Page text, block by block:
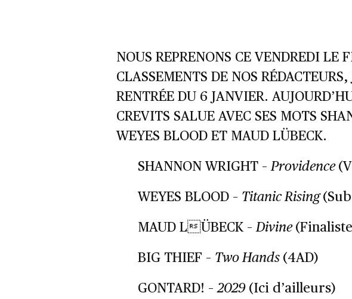
NOUS REPRENONS CE VENDREDI LE
CLASSEMENTS DE NOS RÉDACTEURS,
RENTRÉE DU 6 JANVIER.
CREVITS SALUE AVEC SES MOTS
WEYES BLOOD ET MAUD LÜBECK.
SHANNON WRIGHT – Providence
WEYES BLOOD – Titanic Rising
MAUD LÜBECK – Divine
BIG THIEF – Two Hands (4AD)
GONTARD! –2029 (Ici d’ailleurs)